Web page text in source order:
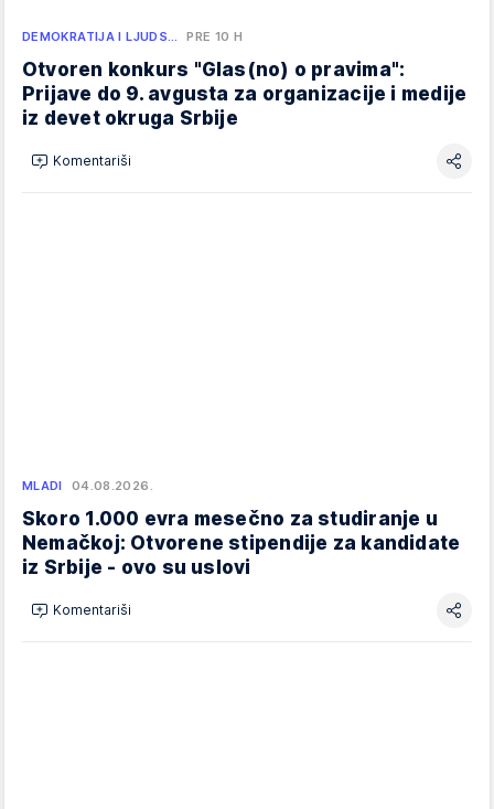
DEMOKRATIJA I LJUDS… PRE 10 H
Otvoren konkurs "Glas(no) o pravima":
Prijave do 9. avgusta za organizacije i medije
iz devet okruga Srbije
Komentariši
MLADI 04.08.2026.
Skoro 1.000 evra mesečno za studiranje u
Nemačkoj: Otvorene stipendije za kandidate
iz Srbije - ovo su uslovi
Komentariši